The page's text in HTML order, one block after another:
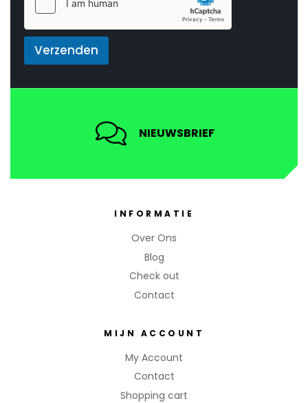
m
i
Verzenden
NIEUWSBRIEF
INFORMATIE
Over Ons
Blog
Check out
Contact
MIJN ACCOUNT
My Account
Contact
Shopping cart